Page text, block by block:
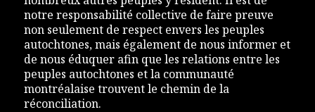
notre responsabilité collective de faire preuve
non seulement de respect envers les peuples
autochtones, mais également de nous informer et
de nous éduquer afin que les relations entre les
peuples autochtones et la communauté
montréalaise trouvent le chemin de la
réconciliation.